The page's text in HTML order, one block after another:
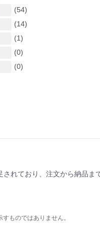
(54)
(14)
(1)
(0)
(0)
れており、注文から納品ま
ものではありません。